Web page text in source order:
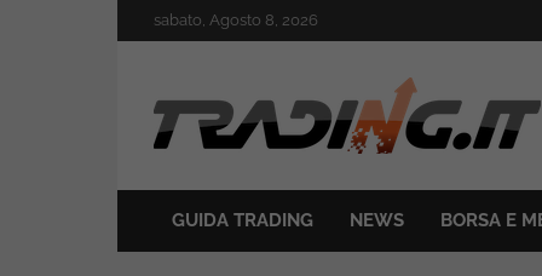
to
sabato, Agosto 8, 2026
Trading.it
GUIDA TRADING NEWS BORSA E